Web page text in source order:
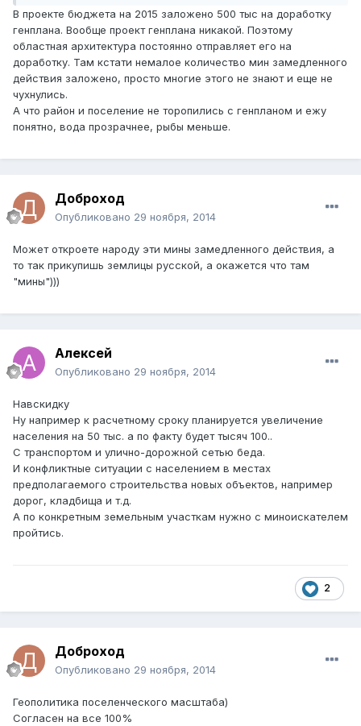
В проекте бюджета на 2015 заложено 500 тыс на доработку
генплана. Вообще проект генплана никакой. Поэтому
областная архитектура постоянно отправляет его на
доработку. Там кстати немалое количество мин замедленного
действия заложено, просто многие этого не знают и еще не
чухнулись.
А что район и поселение не торопились с генпланом и ежу
понятно, вода прозрачнее, рыбы меньше.
Доброход
Опубликовано 29 ноября, 2014
Может откроете народу эти мины замедленного действия, а
то так прикупишь землицы русской, а окажется что там
"мины")))
Алексей
Опубликовано 29 ноября, 2014
Навскидку
Ну например к расчетному сроку планируется увеличение
населения на 50 тыс. а по факту будет тысяч 100..
С транспортом и улично-дорожной сетью беда.
И конфликтные ситуации с населением в местах
предполагаемого строительства новых объектов, например
дорог, кладбища и т.д.
А по конкретным земельным участкам нужно с миноискателем
пройтись.
2
Доброход
Опубликовано 29 ноября, 2014
Геополитика поселенческого масштаба)
Согласен на все 100%